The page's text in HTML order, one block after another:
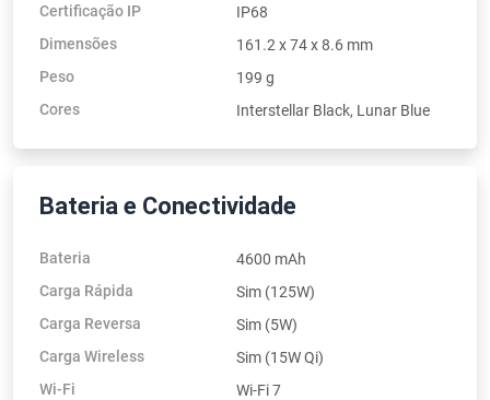
Certificação IP
IP68
Dimensões
161.2 x 74 x 8.6 mm
Peso
199 g
Cores
Interstellar Black, Lunar Blue
Bateria e Conectividade
Bateria
4600 mAh
Carga Rápida
Sim (125W)
Carga Reversa
Sim (5W)
Carga Wireless
Sim (15W Qi)
Wi-Fi
Wi-Fi 7